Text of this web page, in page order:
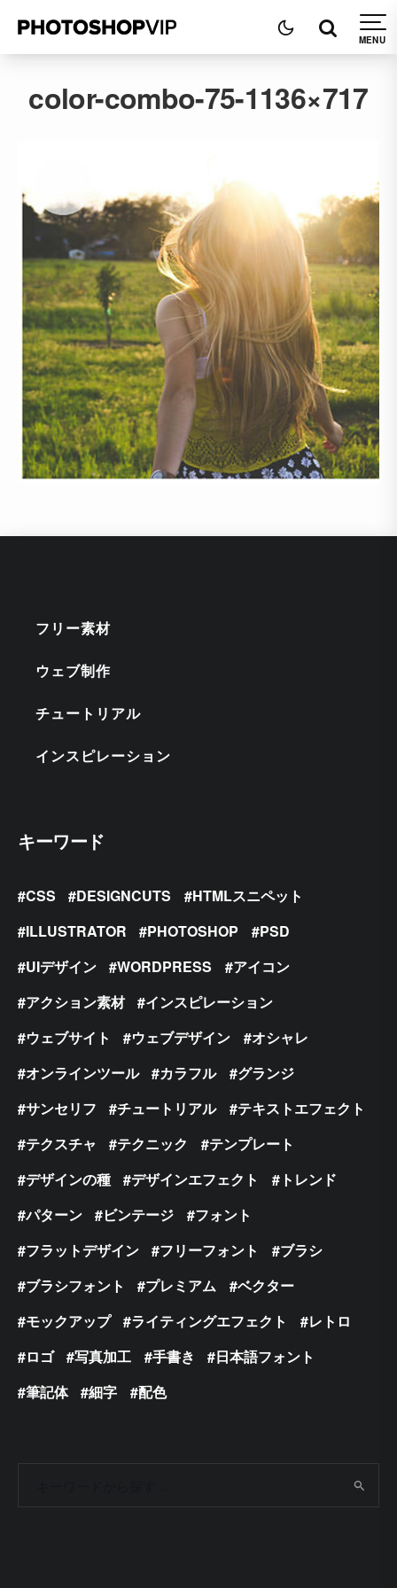
color-combo-75-1136×717
フリー素材
ウェブ制作
チュートリアル
インスピレーション
キーワード
CSS DESIGNCUTS
HTMLスニペット
ILLUSTRATOR
PHOTOSHOP
PSD
UIデザイン
WORDPRESS
アイコン
アクション素材
インスピレーション
ウェブサイト
ウェブデザイン
オシャレ
オンラインツール
カラフル
グランジ
サンセリフ
チュートリアル
テキストエフェクト
テクスチャ
テクニック
テンプレート
デザインの種
デザインエフェクト
トレンド
パターン
ビンテージ
フォント
フラットデザイン
フリーフォント
ブラシ
ブラシフォント
プレミアム
ベクター
モックアップ
ライティングエフェクト
レトロ
ロゴ
写真加工 手書き
日本語フォント
筆記体
細字 配色